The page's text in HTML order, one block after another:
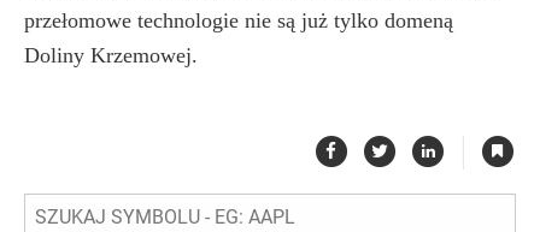
przełomowe technologie nie są już tylko domeną
Doliny Krzemowej.
|